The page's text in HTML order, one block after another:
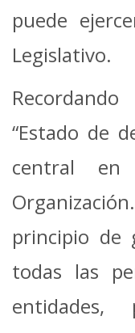
puede
Legislativo.
“Estado de
central
principio de
todas las
entidades,